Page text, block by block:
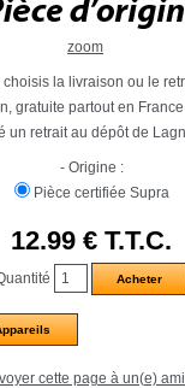
zoom
choisis la livraison ou le
gratuite partout en
un retrait au dépôt de
- Origine :
Pièce certifiée Supra
12.99 € T.T.C.
cette page à un(e)